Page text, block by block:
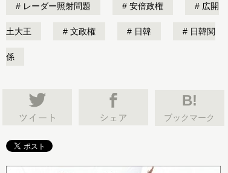
レーダー照射問題 安倍政権 広開
土大王 文政権 日韓 日韓関
係
B!
ブックマーク